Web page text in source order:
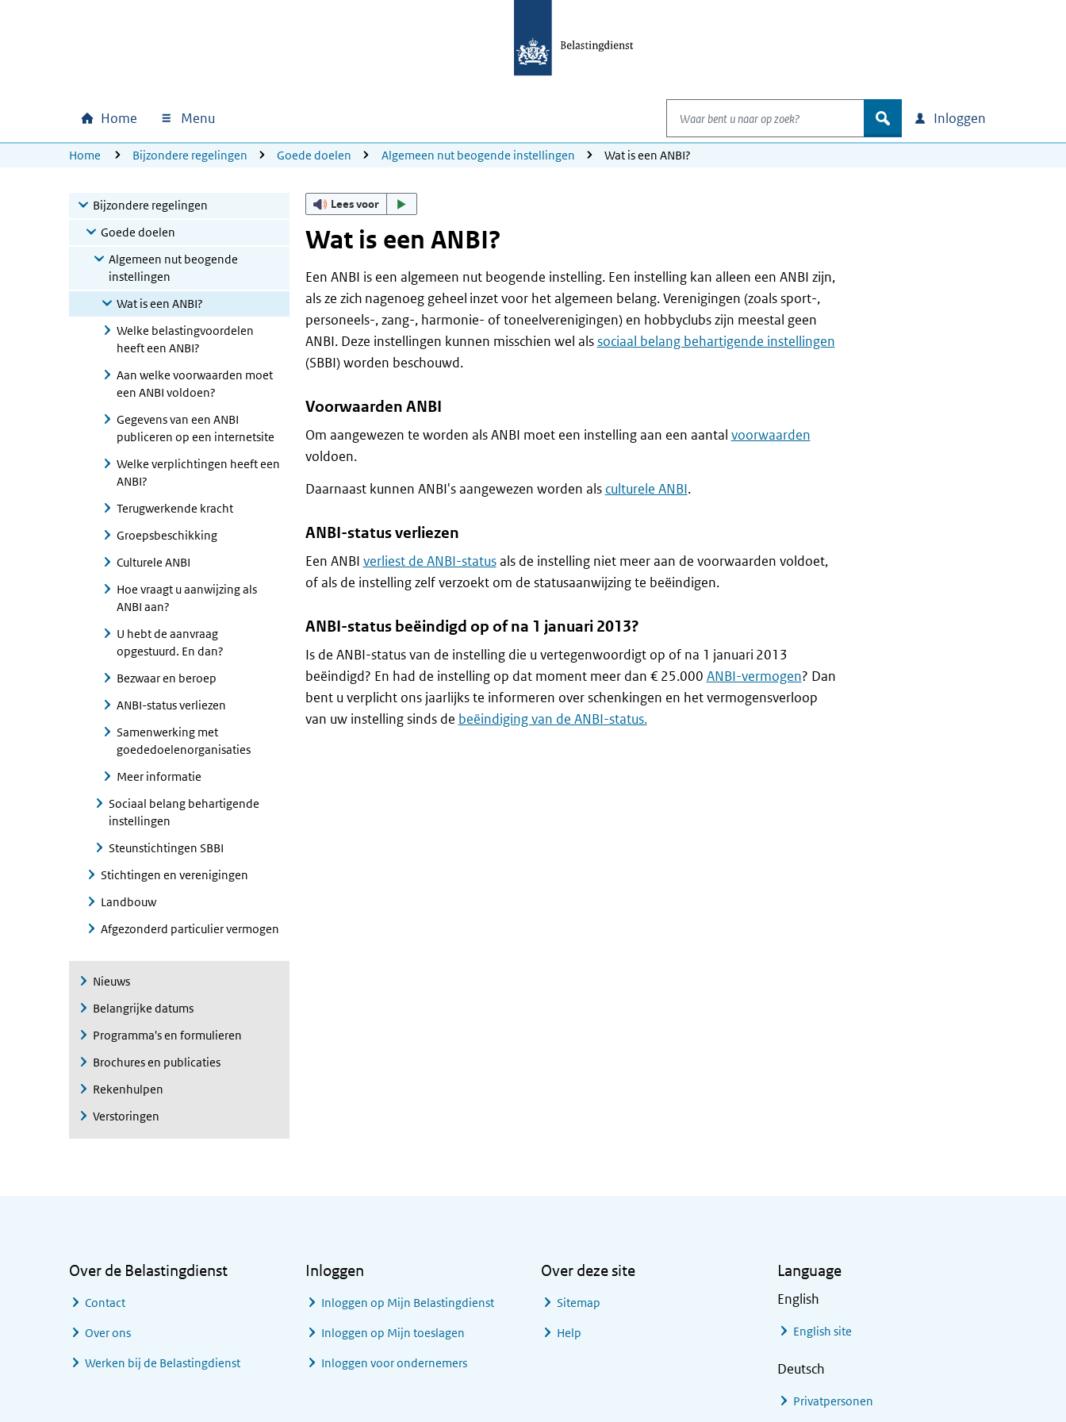
Hoofdnavigatie
Home Menu
Waar bent u naar op zoek?
zoek Inloggen
U bevindt zich hier:
Home Bijzondere regelingen Goede doelen Algemeen nut beogende instellingen Wat is een ANBI?
Bijzondere regelingen
Goede doelen
Algemeen nut beogende
instellingen
Wat is een ANBI?
Welke belastingvoordelen
heeft een ANBI?
Aan welke voorwaarden moet
een ANBI voldoen?
Gegevens van een ANBI
publiceren op een internetsite
Welke verplichtingen heeft een
ANBI?
Terugwerkende kracht
Groepsbeschikking
Culturele ANBI
Hoe vraagt u aanwijzing als
ANBI aan?
U hebt de aanvraag
opgestuurd. En dan?
Bezwaar en beroep
ANBI-status verliezen
Samenwerking met
goededoelenorganisaties
Meer informatie
Sociaal belang behartigende
instellingen
Steunstichtingen SBBI
Stichtingen en verenigingen
Landbouw
Afgezonderd particulier vermogen
Nieuws
Belangrijke datums
Programma's en formulieren
Brochures en publicaties
Rekenhulpen
Verstoringen
Lees voor
Wat is een ANBI?
Een ANBI is een algemeen nut beogende instelling. Een instelling kan alleen een ANBI zijn,
als ze zich nagenoeg geheel inzet voor het algemeen belang. Verenigingen (zoals sport-,
personeels-, zang-, harmonie- of toneelverenigingen) en hobbyclubs zijn meestal geen
ANBI. Deze instellingen kunnen misschien wel alssociaal belang behartigende instellingen
(SBBI) worden beschouwd.
Voorwaarden ANBI
Om aangewezen te worden als ANBI moet een instelling aan een aantal voorwaarden
voldoen.
Daarnaast kunnen ANBI's aangewezen worden als culturele ANBI.
ANBI-status verliezen
Een ANBI verliest de ANBI-statusals de instelling niet meer aan de voorwaarden voldoet,
of als de instelling zelf verzoekt om de statusaanwijzing te beëindigen.
ANBI-status beëindigd op of na 1 januari 2013?
Is de ANBI-status van de instelling die u vertegenwoordigt op of na 1 januari 2013
beëindigd? En had de instelling op dat moment meer dan € 25.000 ANBI-vermogen? Dan
bent u verplicht ons jaarlijks te informeren over schenkingen en het vermogensverloop
van uw instelling sinds de beëindiging van de ANBI-status.
Over de Belastingdienst
Contact
Over ons
Werken bij de Belastingdienst
Inloggen
Inloggen op Mijn Belastingdienst
Inloggen op Mijn toeslagen
Inloggen voor ondernemers
Over deze site
Sitemap
Help
Language
English
English site
Deutsch
Privatpersonen